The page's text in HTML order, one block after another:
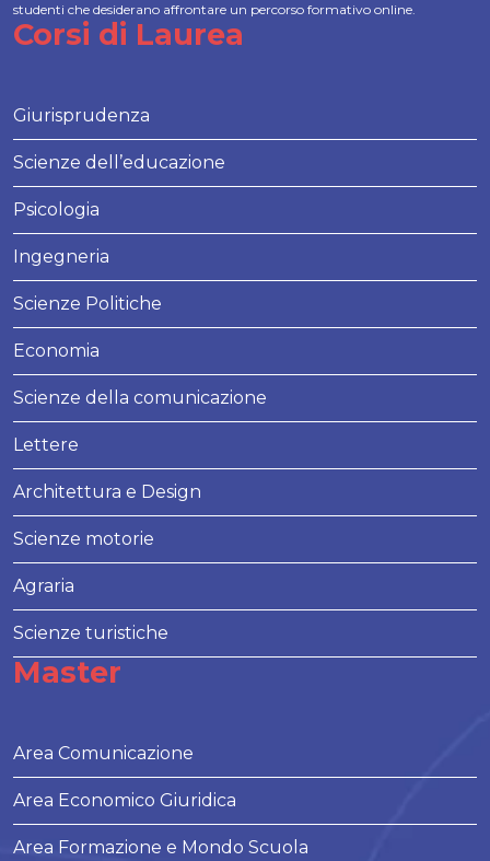
studenti che desiderano affrontare un percorso formativo online.
Corsi di Laurea
Giurisprudenza
Scienze dell’educazione
Psicologia
Ingegneria
Scienze Politiche
Economia
Scienze della comunicazione
Lettere
Architettura e Design
Scienze motorie
Agraria
Scienze turistiche
Master
Area Comunicazione
Area Economico Giuridica
Area Formazione e Mondo Scuola